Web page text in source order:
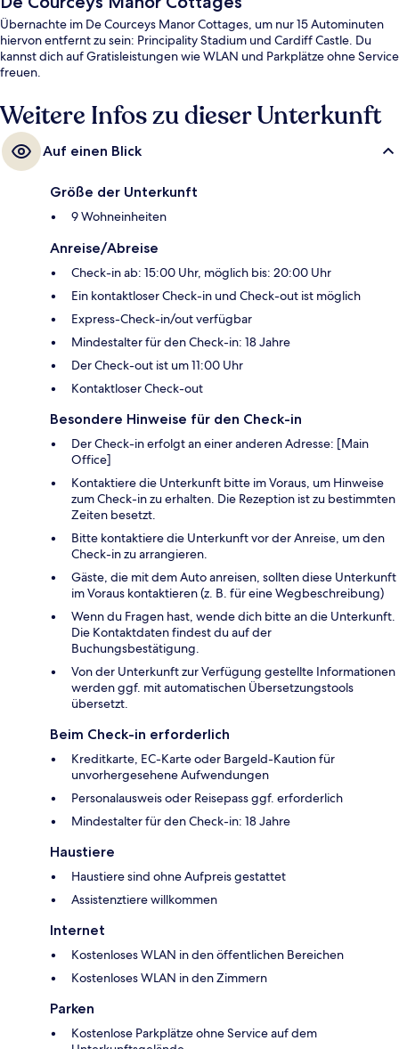
Übernachte im De Courceys Manor Cottages, um nur 15 Autominuten
hiervon entfernt zu sein: Principality Stadium und Cardiff Castle. Du
kannst dich auf Gratisleistungen wie WLAN und Parkplätze ohne Service
freuen.
Weitere Infos zu dieser Unterkunft
Auf einen Blick
Größe der Unterkunft
9 Wohneinheiten
Anreise/Abreise
Check-in ab: 15:00 Uhr, möglich bis: 20:00 Uhr
Ein kontaktloser Check-in und Check-out ist möglich
Express-Check-in/out verfügbar
Mindestalter für den Check-in: 18 Jahre
Der Check-out ist um 11:00 Uhr
Kontaktloser Check-out
Besondere Hinweise für den Check-in
Der Check-in erfolgt an einer anderen Adresse: [Main
Office]
Kontaktiere die Unterkunft bitte im Voraus, um Hinweise
zum Check-in zu erhalten. Die Rezeption ist zu bestimmten
Zeiten besetzt.
Bitte kontaktiere die Unterkunft vor der Anreise, um den
Check-in zu arrangieren.
Gäste, die mit dem Auto anreisen, sollten diese Unterkunft
im Voraus kontaktieren (z. B. für eine Wegbeschreibung)
Wenn du Fragen hast, wende dich bitte an die Unterkunft.
Die Kontaktdaten findest du auf der
Buchungsbestätigung.
Von der Unterkunft zur Verfügung gestellte Informationen
werden ggf. mit automatischen Übersetzungstools
übersetzt.
Beim Check-in erforderlich
Kreditkarte, EC-Karte oder Bargeld-Kaution für
unvorhergesehene Aufwendungen
Personalausweis oder Reisepass ggf. erforderlich
Mindestalter für den Check-in: 18 Jahre
Haustiere
Haustiere sind ohne Aufpreis gestattet
Assistenztiere willkommen
Internet
Kostenloses WLAN in den öffentlichen Bereichen
Kostenloses WLAN in den Zimmern
Parken
Kostenlose Parkplätze ohne Service auf dem